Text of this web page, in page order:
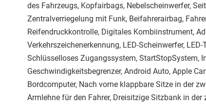
des Fahrzeugs, Kopfairbags, Nebelscheinwerfer,
Zentralverriegelung mit Funk, Beifahrerairbag,
Reifendruckkontrolle, Digitales Kombiinstrument,
Verkehrszeichenerkennung, LED-Scheinwerfer,
Schlüsselloses Zugangssystem, StartStopSystem,
Geschwindigkeitsbegrenzer, Android Auto, Apple
Bordcomputer, Nach vorne klappbare Sitze in der
Armlehne für den Fahrer, Dreisitzige Sitzbank in